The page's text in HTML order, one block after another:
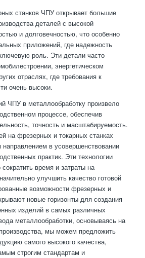
станков ЧПУ открывает большие
деталей с высокой
и долговечностью, что особенно
приложений, где надежность
роль. Эти детали часто
энергетическом
отраслях, где требования к
очень высоки.
ЧПУ в металлообработку произвело
процессе, обеспечив
точность и масштабируемость.
на фрезерных и токарных станках
в усовершенствовании
практик. Эти технологии
время и затраты на
улучшить качество готовой
возможности фрезерных и
новые горизонты для создания
изделий в самых различных
металлообработки, основываясь на
мы можем предложить
самого высокого качества,
строгим стандартам и